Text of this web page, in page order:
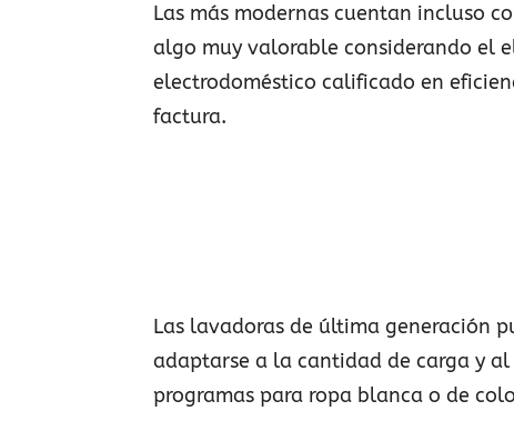
Las más modernas cuentan incluso
algo muy valorable considerando el
electrodoméstico calificado en
factura.
Las lavadoras de última generación
adaptarse a la cantidad de carga y
programas para ropa blanca o de